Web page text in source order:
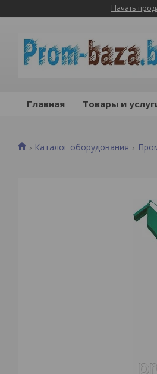
Начать
Главная Товары и
Каталог оборудования